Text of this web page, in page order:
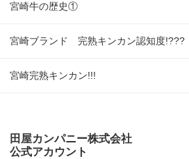
宮崎牛の歴史①
宮崎ブランド 完熟キンカン認知度!???
宮崎完熟キンカン!!!
田屋カンパニー株式会社
公式アカウント